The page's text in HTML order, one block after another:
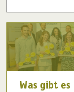
Was gibt es